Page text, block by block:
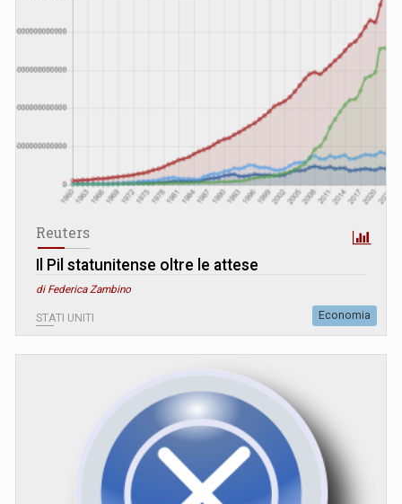
Reuters
Il Pil statunitense oltre le attese
di Federica Zambino
STATI UNITI Economia